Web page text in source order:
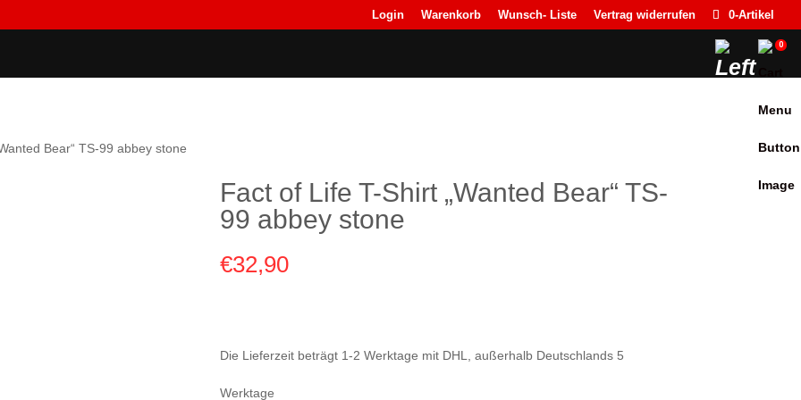
Login Warenkorb Wunsch- Liste Vertrag widerrufen 0-Artikel
Bear“ TS-99 abbey stone
Fact of Life T-Shirt „Wanted Bear“ TS-
99 abbey stone
€32,90
Die Lieferzeit beträgt 1-2 Werktage mit DHL, außerhalb Deutschlands 5
Werktage
0
Back
T-Shirts
Back
T-Shirts